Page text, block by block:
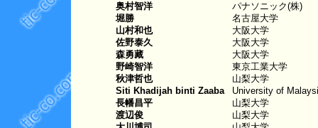
奥村智洋
パナソニック(株)
堀勝
名古屋大学
山村和也
大阪大学
佐野泰久
大阪大学
森勇藏
大阪大学
野崎智洋
東京工業大学
秋津哲也
山梨大学
Siti Khadijah binti Zaaba
University of
長幡昌平
山梨大学
渡辺俊
山梨大学